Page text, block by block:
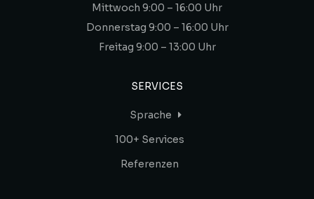
Mittwoch 9:00 – 16:00 Uhr
Donnerstag 9:00 – 16:00 Uhr
Freitag 9:00 – 13:00 Uhr
SERVICES
Sprache
100+ Services
Referenzen